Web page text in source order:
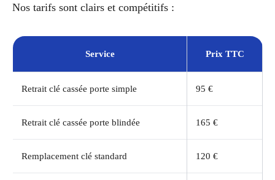
Nos tarifs sont clairs et compétitifs :
Service Prix TTC
Retrait clé cassée porte simple 95 €
Retrait clé cassée porte blindée 165 €
Remplacement clé standard 120 €